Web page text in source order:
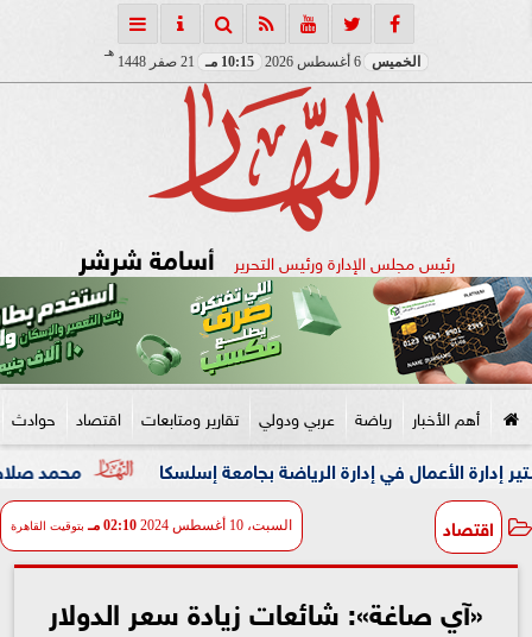
الخميس 10:15 مـ 21 صفر 1448
هـ
رئيس مجلس الإدارة ورئيس التحرير أسامة شرشر
أهم الأخبار رياضة عربي ودولي تقارير ومتابعات اقتصاد حوادث
محمد صلاح: لم في إدارة الرياضة بجامعة إسلسكا
اقتصاد السبت، 10 أغسطس 2024 02:10 مـ بتوقيت القاهرة
«آي صاغة»: شائعات زيادة سعر الدولار